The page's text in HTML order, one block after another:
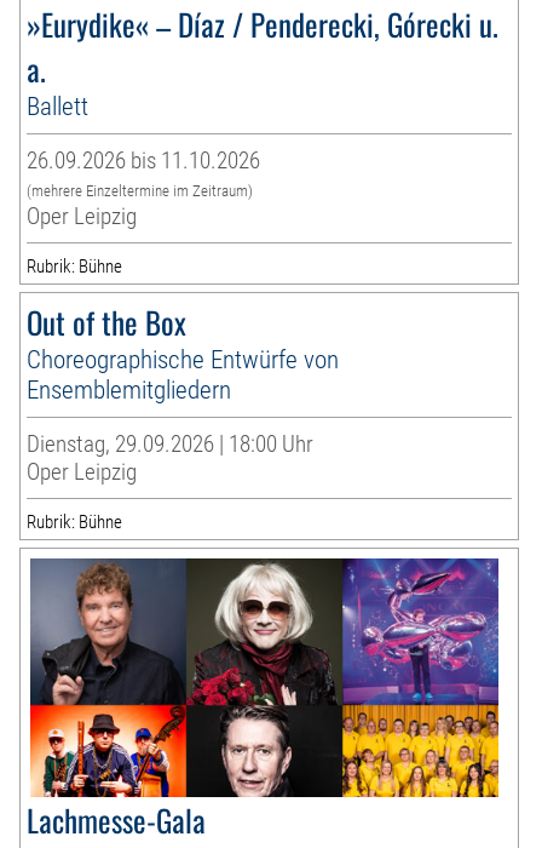
»Eurydike« – Díaz / Penderecki, Górecki u.
a.
Ballett
26.09.2026 bis 11.10.2026
(mehrere Einzeltermine im Zeitraum)
Oper Leipzig
Rubrik: Bühne
Out of the Box
Choreographische Entwürfe von
Ensemblemitgliedern
Dienstag, 29.09.2026 | 18:00 Uhr
Oper Leipzig
Rubrik: Bühne
Lachmesse-Gala